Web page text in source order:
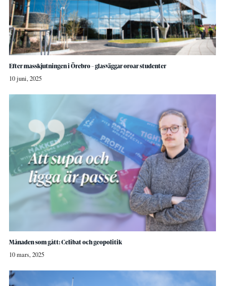
Efter masskjutningen i Örebro – glasväggar oroar studenter
10 juni, 2025
Månaden som gått: Celibat och geopolitik
10 mars, 2025